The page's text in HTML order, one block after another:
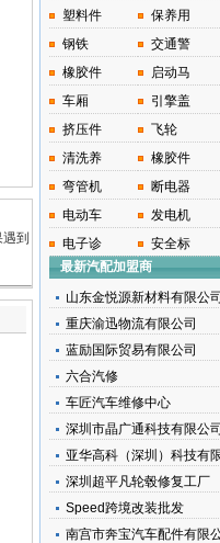
到
塑料件
保养用
钢铁
交通警
橡胶件
启动马
车厢
引擎盖
挤压件
飞轮
清洗养
橡胶件
弯管机
断电器
电动车
发电机
电子诊
安全标
最新汽配加盟商
山东金悦源新材料有限公司
重庆渝迅物流有限公司
蓝励国际贸易有限公司
六合汽修
车匠汽车维修中心
深圳市晶广通科技有限公司
亚华高科（深圳）科技有
深圳超平凡轮毂修复工厂
Speed跨境改装批发
南宫市奔宝汽车配件有限